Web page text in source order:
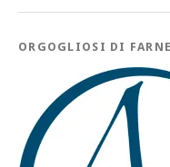
ORGOGLIOSI DI